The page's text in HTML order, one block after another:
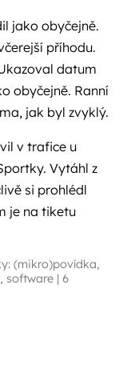
jako obyčejně.
příhodu.
datum
obyčejně. Ranní
jak byl zvyklý.
v trafice u
Vytáhl z
si prohlédl
je na tiketu
(mikro)povídka,
, software | 6